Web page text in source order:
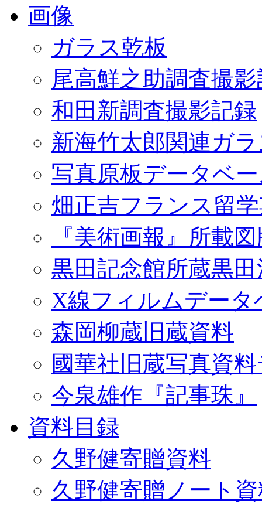
画像
ガラス乾板
尾高鮮之助調査撮
和田新調査撮影記録
新海竹太郎関連ガ
写真原板データベ
畑正吉フランス留
『美術画報』所載
黒田記念館所蔵黒
X線フィルムデータ
森岡柳蔵旧蔵資料
國華社旧蔵写真資
今泉雄作『記事珠』
資料目録
久野健寄贈資料
久野健寄贈ノート